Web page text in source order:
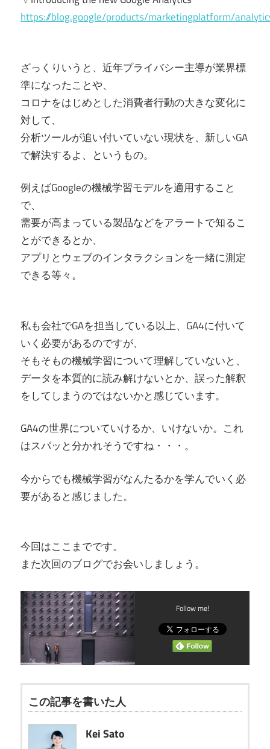
https://blog.google/products/marketingplatform/
ざっくりいうと、近年プライバシー主導が業界標
準になったことや、
コロナをはじめとした消費者行動の大きな変化に
対して、
分析ツールが追い付いていない現状を、新しいGA
で解決するよ、というもの。
例えばGoogleの機械学習モデルを適用すること
で、
需要が高まっている製品などをアラートで知るこ
とができるとか、
アプリとウェブのインタラクションを一緒に測定
できる等々。
私も会社でGAを担当している以上、GA4に付いて
いく必要があるのですが、
そもそもの機械学習について理解していないと、
データを本質的に読み解けないとか、誤った解釈
をしてしまうのではないかと感じています。
GA4の世界についていけるか、いけないか。これ
はスパッと分かれそうですね・・・。
今からでも機械学習がなんたるかを学んでいく必
要があると感じました。
今回はここまでです。
また次回のブログでお会いしましょう。
Follow me!
この記事を書いた人
Kei Sato